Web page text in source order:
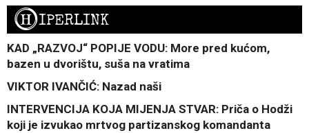
HIPERLINK
KAD „RAZVOJ“ POPIJE VODU: More pred kućom,
bazen u dvorištu, suša na vratima
VIKTOR IVANČIĆ: Nazad naši
INTERVENCIJA KOJA MIJENJA STVAR: Priča o Hodži
koji je izvukao mrtvog partizanskog komandanta